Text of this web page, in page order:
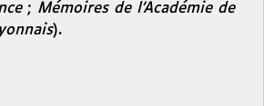
; Mémoires de l’Académie de
).